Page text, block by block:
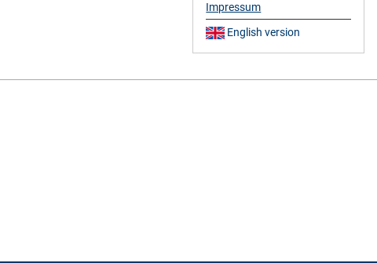
Impressum
English version